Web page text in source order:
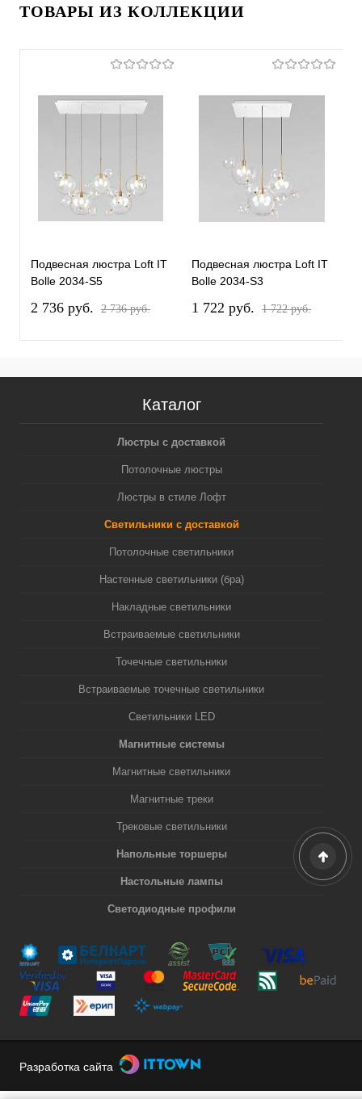
ТОВАРЫ ИЗ КОЛЛЕКЦИИ
Подвесная люстра Loft IT
Bolle 2034-S5
2 736 pуб. 2 736 pуб.
Подвесная люстра Loft IT
Bolle 2034-S3
1 722 pуб. 1 722 pуб.
Каталог
Люстры с доставкой
Потолочные люстры
Люстры в стиле Лофт
Светильники с доставкой
Потолочные светильники
Настенные светильники (бра)
Накладные светильники
Встраиваемые светильники
Точечные светильники
Встраиваемые точечные светильники
Светильники LED
Магнитные системы
Магнитные светильники
Магнитные треки
Трековые светильники
Напольные торшеры
Настольные лампы
Светодиодные профили
Разработка сайта